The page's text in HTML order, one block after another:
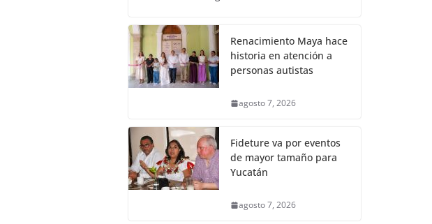
Renacimiento Maya hace
historia en atención a
personas autistas
agosto 7, 2026
Fideture va por eventos
de mayor tamaño para
Yucatán
agosto 7, 2026